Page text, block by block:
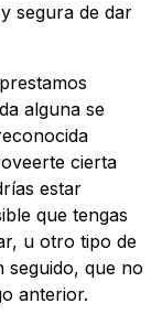
segura de dar
alguna se
cierta
estar
que tengas
u otro tipo de
seguido, que no
anterior.